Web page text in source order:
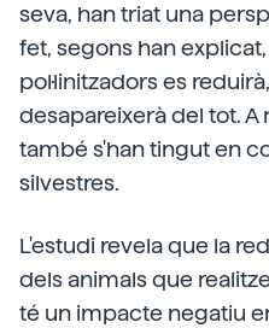
seva, han triat una
fet, segons han
pol·linitzadors es
desapareixerà del tot.
també s'han tingut en
silvestres.
L'estudi revela que la
dels animals que
té un impacte negatiu